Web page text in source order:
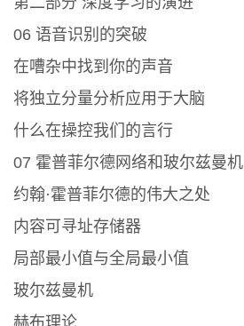
06 语音识别的突破
在嘈杂中找到你的声音
将独立分量分析应用于大脑
什么在操控我们的言行
07 霍普菲尔德网络和玻尔兹曼机
约翰·霍普菲尔德的伟大之处
内容可寻址存储器
局部最小值与全局最小值
玻尔兹曼机
赫布理论